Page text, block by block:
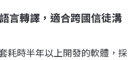
言轉譯，適合跨國信徒溝
耗時半年以上開發的軟體，採